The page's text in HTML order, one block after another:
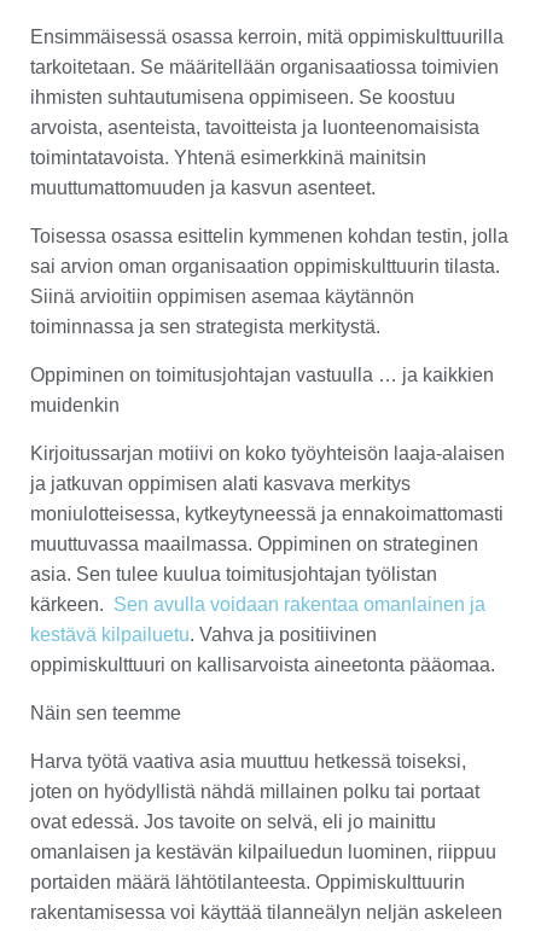
O
I
Ensimmäisessä osassa kerroin, mitä oppimiskulttuurilla
tarkoitetaan. Se määritellään organisaatiossa toimivien
ihmisten suhtautumisena oppimiseen. Se koostuu
arvoista, asenteista, tavoitteista ja luonteenomaisista
toimintatavoista. Yhtenä esimerkkinä mainitsin
muuttumattomuuden ja kasvun asenteet.
Toisessa osassa esittelin kymmenen kohdan testin, jolla
sai arvion oman organisaation oppimiskulttuurin tilasta.
Siinä arvioitiin oppimisen asemaa käytännön
toiminnassa ja sen strategista merkitystä.
Oppiminen on toimitusjohtajan vastuulla … ja kaikkien
muidenkin
Kirjoitussarjan motiivi on koko työyhteisön laaja-alaisen
ja jatkuvan oppimisen alati kasvava merkitys
moniulotteisessa, kytkeytyneessä ja ennakoimattomasti
muuttuvassa maailmassa. Oppiminen on strateginen
asia. Sen tulee kuulua toimitusjohtajan työlistan
kärkeen. Sen avulla voidaan rakentaa omanlainen ja
kestävä kilpailuetu. Vahva ja positiivinen
oppimiskulttuuri on kallisarvoista aineetonta pääomaa.
Näin sen teemme
Harva työtä vaativa asia muuttuu hetkessä toiseksi,
joten on hyödyllistä nähdä millainen polku tai portaat
ovat edessä. Jos tavoite on selvä, eli jo mainittu
omanlaisen ja kestävän kilpailuedun luominen, riippuu
portaiden määrä lähtötilanteesta. Oppimiskulttuurin
rakentamisessa voi käyttää tilanneälyn neljän askeleen